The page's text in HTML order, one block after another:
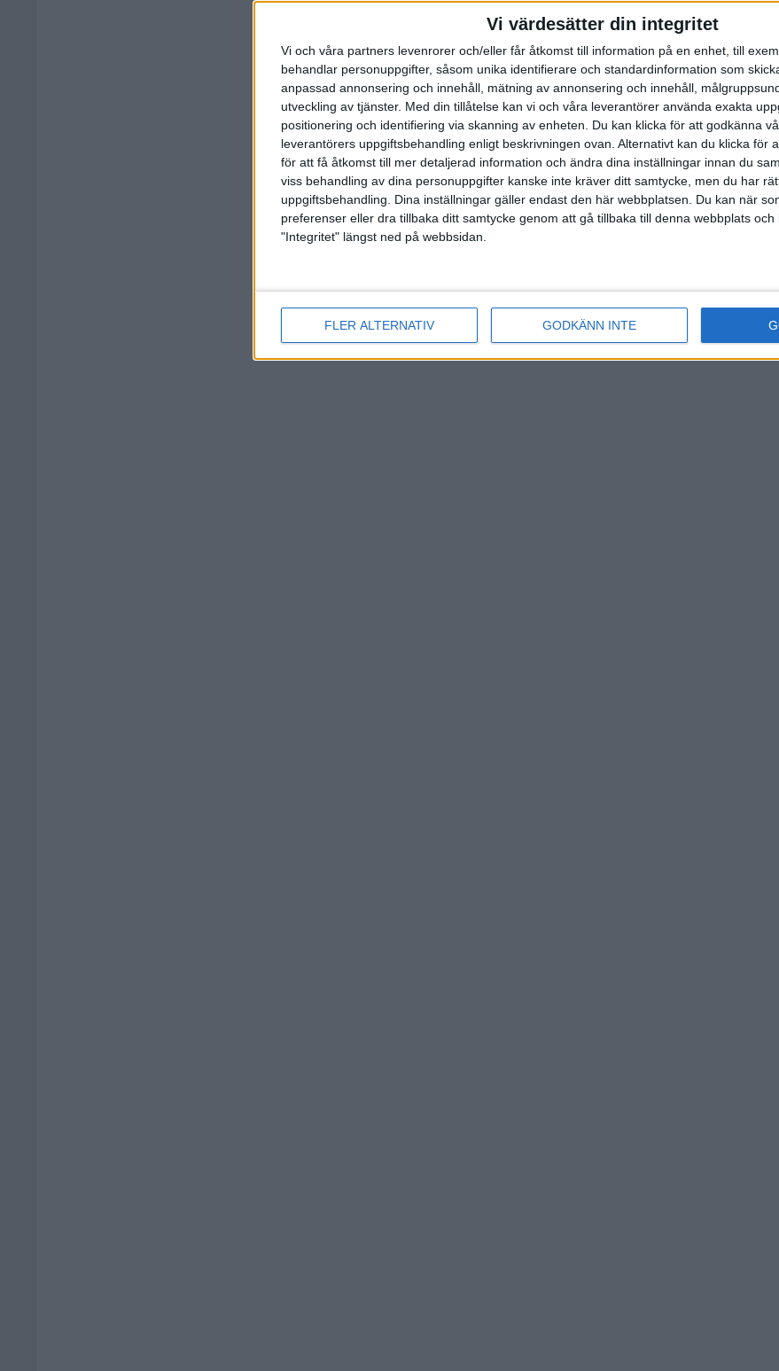
Vi värdesätter din integritet
Vi och våra partners levenrorer och/eller får åtkomst till information på en enhet, till
behandlar personuppgifter, såsom unika identifierare och standardinformation som
anpassad annonsering och innehåll, mätning av annonsering och innehåll,
utveckling av tjänster. Med din tillåtelse kan vi och våra leverantörer använda exakta
positionering och identifiering via skanning av enheten. Du kan klicka för att godkänna
leverantörers uppgiftsbehandling enligt beskrivningen ovan. Alternativt kan du klicka för
för att få åtkomst till mer detaljerad information och ändra dina inställningar innan du
viss behandling av dina personuppgifter kanske inte kräver ditt samtycke, men du har
uppgiftsbehandling. Dina inställningar gäller endast den här webbplatsen. Du kan när
preferenser eller dra tillbaka ditt samtycke genom att gå tillbaka till denna webbplats och
"Integritet" längst ned på webbsidan.
FLER ALTERNATIV GODKÄNN INTE